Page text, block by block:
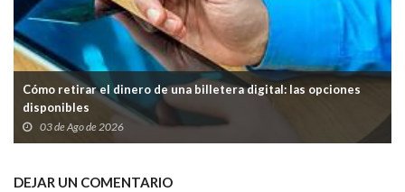
Cómo retirar el dinero de una billetera digital: las opciones
disponibles
03 de Ago de 2026
DEJAR UN COMENTARIO